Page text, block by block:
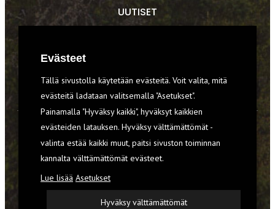
UUTISET
VARUSTEET
TILAA RETKI-LEHTI
YHTEYSTIEDOT
REKISTERISELOSTE
Evästeet
Tällä sivustolla käytetään evästeitä. Voit valita, mitä
evästeitä ladataan valitsemalla "Asetukset".
Painamalla "Hyväksy kaikki", hyväksyt kaikkien
evästeiden latauksen. Hyväksy välttämättömät -
valinta estää kaikki muut, paitsi sivuston toiminnan
kannalta välttämättömät evästeet.
Lue lisää Asetukset
Hyväksy välttämättömät